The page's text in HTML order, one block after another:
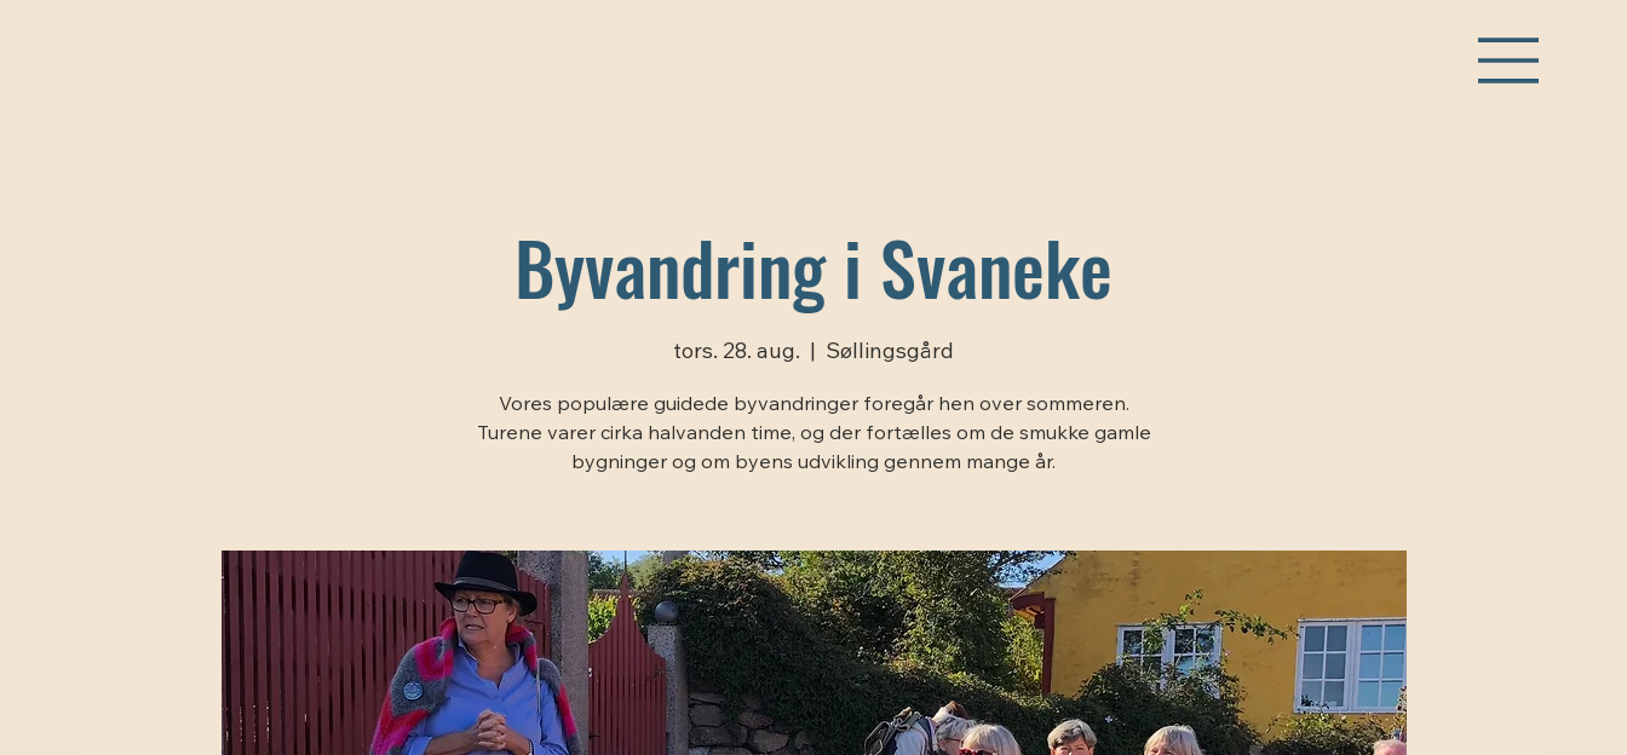
Byvandring i Svaneke
tors. 28. aug. Søllingsgård
Vores populære guidede byvandringer foregår hen over sommeren.
Turene varer cirka halvanden time, og der fortælles om de smukke gamle
bygninger og om byens udvikling gennem mange år.